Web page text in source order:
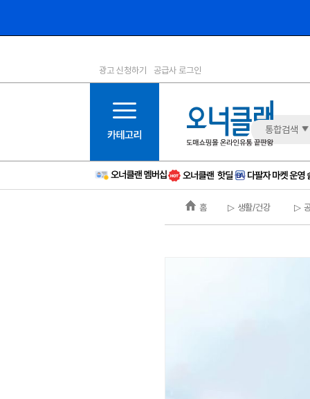
1등급
6등급
11등급
12등급
15등급
16등급
광고 신청하기 공급사 로그인
통합검색
홈 ▷ 생활/건강 ▷